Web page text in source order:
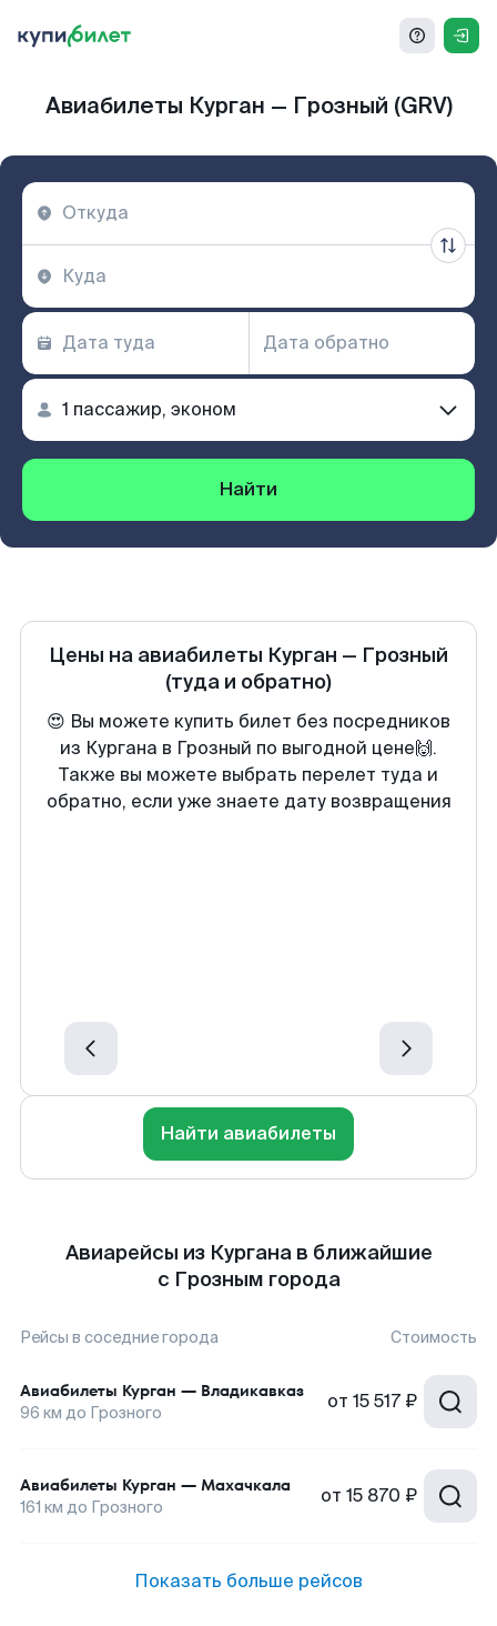
Авиабилеты Курган — Грозный (GRV)
Найти
Цены на авиабилеты Курган — Грозный
(туда и обратно)
😍 Вы можете купить билет без посредников
из Кургана в Грозный по выгодной цене🙌.
Также вы можете выбрать перелет туда и
обратно, если уже знаете дату возвращения
Найти авиабилеты
Авиарейсы из Кургана в ближайшие
с Грозным города
Рейсы в соседние города Стоимость
Авиабилеты Курган — Владикавказ
96 км до Грозного от 15 517 ₽
Авиабилеты Курган — Махачкала
161 км до Грозного от 15 870 ₽
Показать больше рейсов